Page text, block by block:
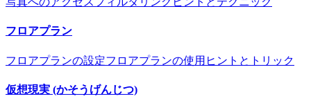
フロアプラン
フロアプランの設定フロアプランの使用 ヒントとトリック
仮想現実 (かそうげんじつ)